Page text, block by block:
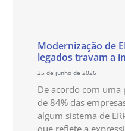
Modernização de
legados travam a
25 de junho de 2026
De acordo com uma
de 84% das
algum sistema de